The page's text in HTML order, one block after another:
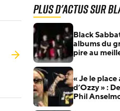
Plus d'actus sur
Black
albums du
pire au
« Je le
d’Ozzy » :
Phil